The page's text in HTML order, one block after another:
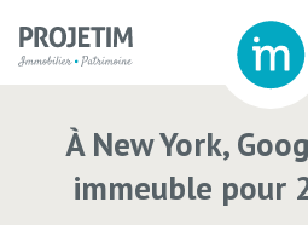
À New York,
immeuble pour